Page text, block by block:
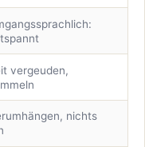
vergeuden,
nichts